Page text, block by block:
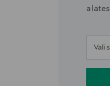
alates
Vali